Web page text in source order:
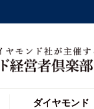
ダイヤモンド